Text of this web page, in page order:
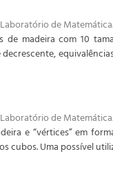
de Matemática.
madeira com 10
de Matemática.
e “vértices” em
cubos. Uma possível